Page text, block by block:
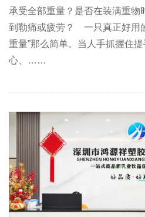
承受全部重量？是否在装满重物
到勒痛或疲劳？    一只真正好用
重量”那么简单。当人手抓握住
心、……